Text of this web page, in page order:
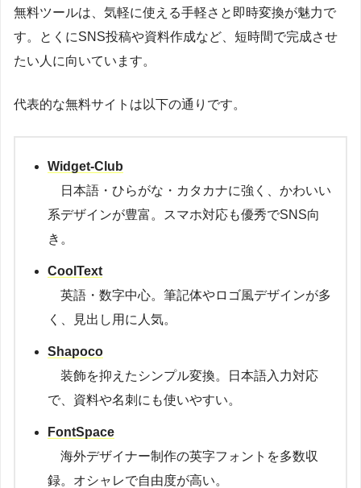
無料ツールは、気軽に使える手軽さと即時変換が魅力で
す。とくにSNS投稿や資料作成など、短時間で完成させ
たい人に向いています。
代表的な無料サイトは以下の通りです。
Widget-Club
日本語・ひらがな・カタカナに強く、かわいい
系デザインが豊富。スマホ対応も優秀でSNS向
き。
CoolText
英語・数字中心。筆記体やロゴ風デザインが多
く、見出し用に人気。
Shapoco
装飾を抑えたシンプル変換。日本語入力対応
で、資料や名刺にも使いやすい。
FontSpace
海外デザイナー制作の英字フォントを多数収
録。オシャレで自由度が高い。